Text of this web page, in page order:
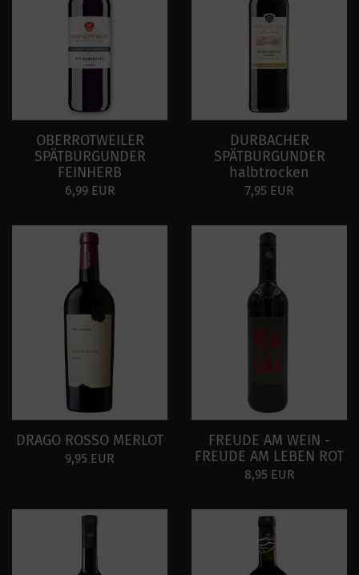
OBERROTWEILER
SPÄTBURGUNDER
FEINHERB
6,99 EUR
DURBACHER
SPÄTBURGUNDER
halbtrocken
7,95 EUR
DRAGO ROSSO MERLOT
9,95 EUR
FREUDE AM WEIN -
FREUDE AM LEBEN ROT
8,95 EUR